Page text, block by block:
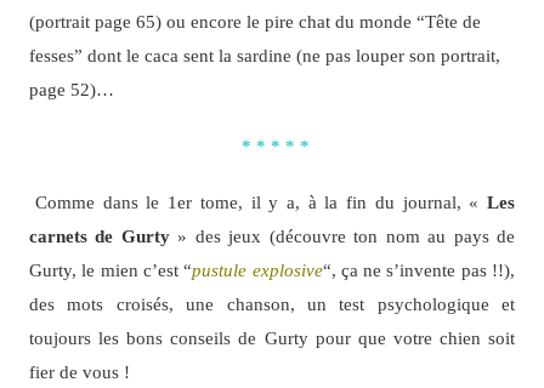
(portrait page 65) ou encore le pire chat du monde “Tête de
fesses” dont le caca sent la sardine (ne pas louper son portrait,
page 52)…
* * * * *
Comme dans le 1er tome, il y a, à la fin du journal, «Les
carnets de Gurty» des jeux (découvre ton nom au pays de
Gurty, le mien c’est “pustule explosive“, ça ne s’invente pas !!),
des mots croisés, une chanson, un test psychologique et
toujours les bons conseils de Gurty pour que votre chien soit
fier de vous !